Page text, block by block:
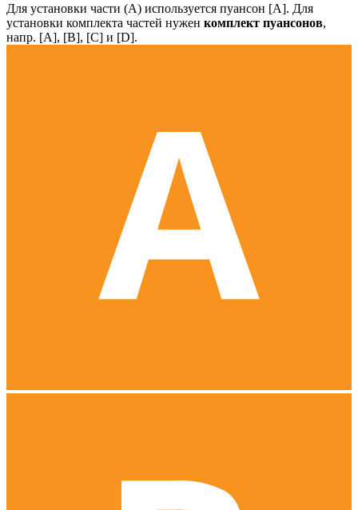
Для установки части (А) используется пуансон [А]. Для
установки комплекта частей нужен комплект пуансонов,
напр. [А], [B], [С] и [D].